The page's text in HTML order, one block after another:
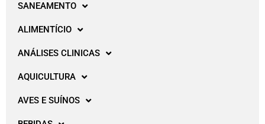
SANEAMENTO
ALIMENTÍCIO
ANÁLISES CLINICAS
AQUICULTURA
AVES E SUÍNOS